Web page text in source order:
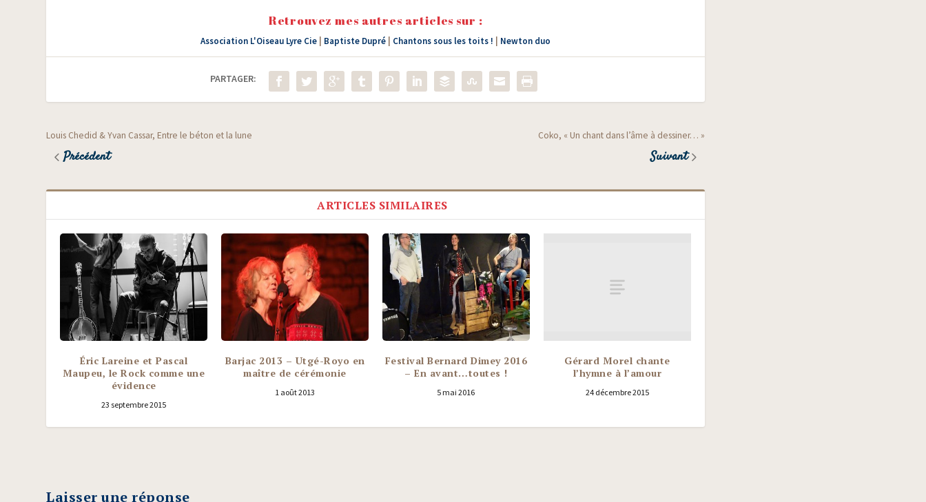
Retrouvez mes autres articles sur :
Association L'Oiseau Lyre Cie Baptiste Dupré Chantons sous les toits ! Newton duo
PARTAGER:
Louis Chedid & Yvan Cassar, Entre le béton et la lune
Précédent
Coko, « Un chant dans l’âme à dessiner… »
Suivant
ARTICLES SIMILAIRES
Éric Lareine et Pascal
Maupeu, le Rock comme une
évidence
23 septembre 2015
Barjac 2013 – Utgé-Royo en
maître de cérémonie
1 août 2013
Festival Bernard Dimey 2016
– En avant…toutes !
5 mai 2016
Gérard Morel chante
l’hymne à l’amour
24 décembre 2015
Laisser une réponse